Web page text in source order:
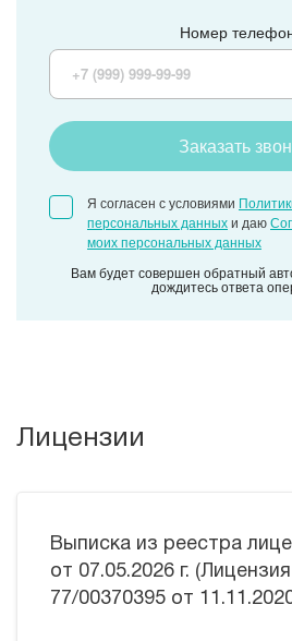
Номер
Заказать
Я согласен с условиями
персональных данныхи даю
моих персональных данных
Вам будет совершен обратный
дождитесь ответа
Лицензии
Выписка из реестра
от 07.05.2026 г.
77/00370395 от 11.11.2020